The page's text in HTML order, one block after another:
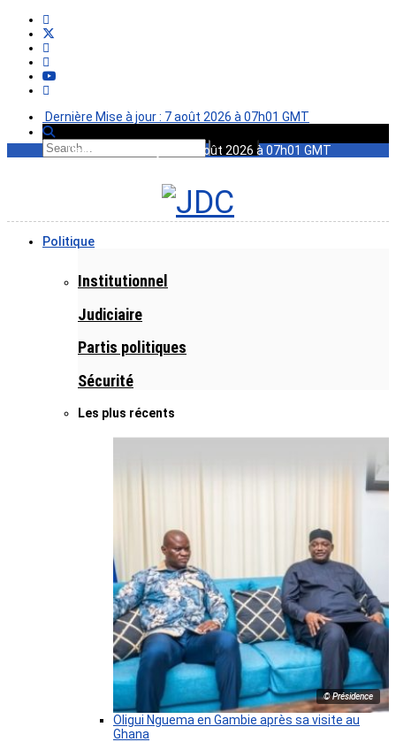
Dernière Mise à jour : 7 août 2026 à 07h01 GMT
Dernière Mise à jour : 7 août 2026 à 07h01 GMT
Politique
Institutionnel
Judiciaire
Partis politiques
Sécurité
Les plus récents
© Présidence
Oligui Nguema en Gambie après sa visite au
Ghana